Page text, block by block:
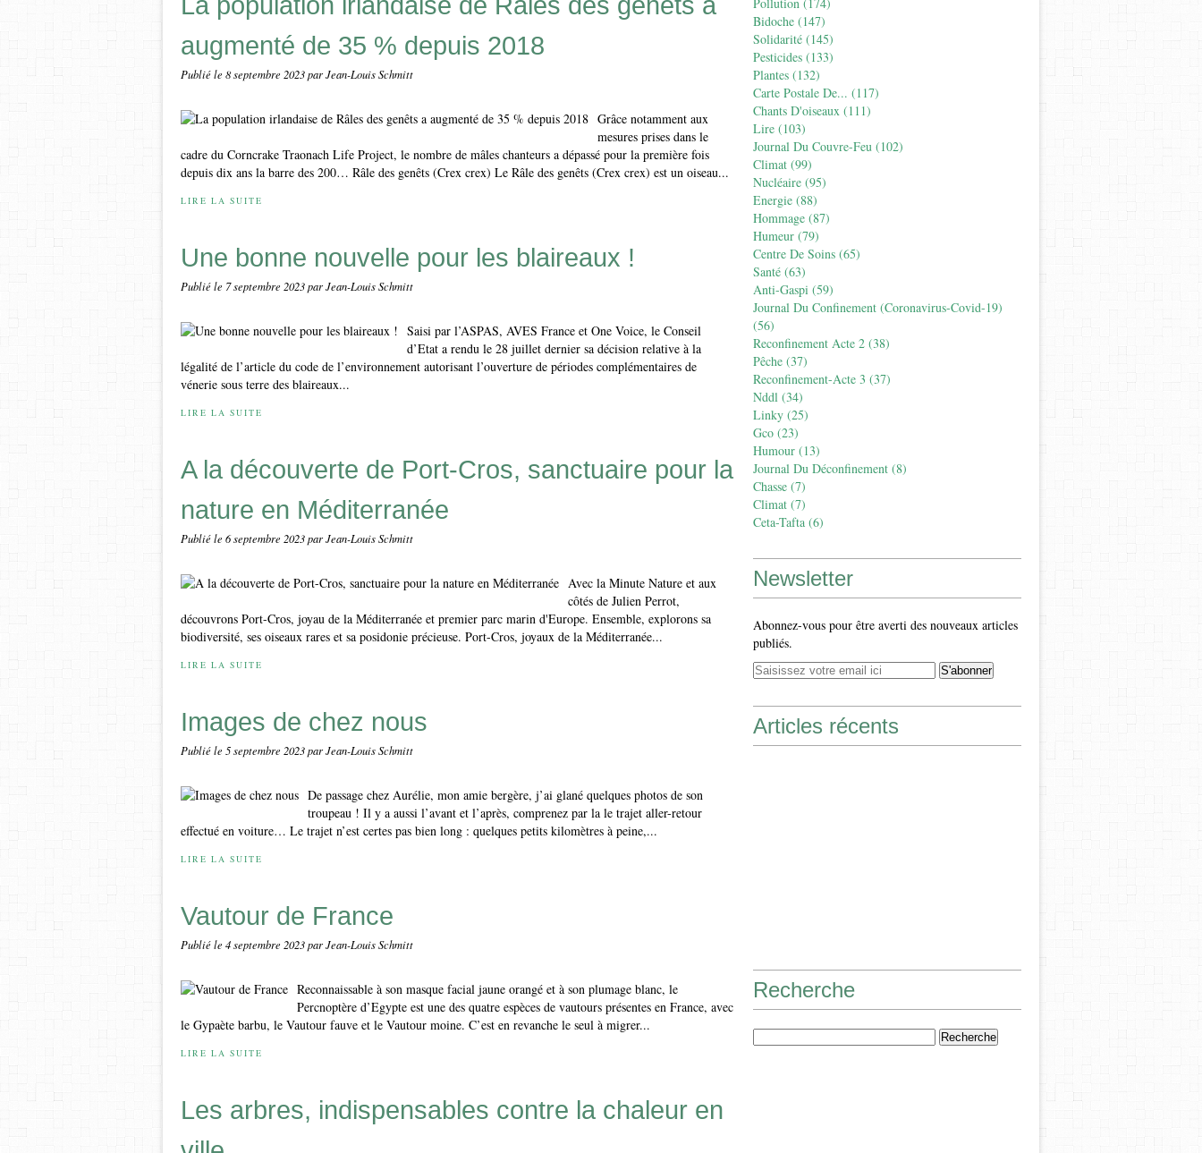
augmenté de 35 % depuis 2018
Publié le 8 septembre 2023par Jean-Louis Schmitt
Grâce notamment aux
mesures prises dans le
cadre du Corncrake Traonach Life Project, le nombre de mâles chanteurs a dépassé pour la première fois
depuis dix ans la barre des 200… Râle des genêts (Crex crex) Le Râle des genêts (Crex crex) est un oiseau...
LIRE LA SUITE
Une bonne nouvelle pour les blaireaux !
Publié le 7 septembre 2023par Jean-Louis Schmitt
Saisi par l’ASPAS, AVES France et One Voice, le Conseil
d’Etat a rendu le 28 juillet dernier sa décision relative à la
légalité de l’article du code de l’environnement autorisant l’ouverture de périodes complémentaires de
vénerie sous terre des blaireaux...
LIRE LA SUITE
A la découverte de Port-Cros, sanctuaire pour la
nature en Méditerranée
Publié le 6 septembre 2023par Jean-Louis Schmitt
Avec la Minute Nature et aux
côtés de Julien Perrot,
découvrons Port-Cros, joyau de la Méditerranée et premier parc marin d'Europe. Ensemble, explorons sa
biodiversité, ses oiseaux rares et sa posidonie précieuse. Port-Cros, joyaux de la Méditerranée...
LIRE LA SUITE
Images de chez nous
Publié le 5 septembre 2023par Jean-Louis Schmitt
De passage chez Aurélie, mon amie bergère, j’ai glané quelques photos de son
troupeau ! Il y a aussi l’avant et l’après, comprenez par la le trajet aller-retour
effectué en voiture… Le trajet n’est certes pas bien long : quelques petits kilomètres à peine,...
LIRE LA SUITE
Vautour de France
Publié le 4 septembre 2023par Jean-Louis Schmitt
Reconnaissable à son masque facial jaune orangé et à son plumage blanc, le
Percnoptère d’Egypte est une des quatre espèces de vautours présentes en France, avec
le Gypaète barbu, le Vautour fauve et le Vautour moine. C’est en revanche le seul à migrer...
LIRE LA SUITE
Les arbres, indispensables contre la chaleur en
Bidoche (147)
Solidarité (145)
Pesticides (133)
Plantes (132)
Carte Postale De... (117)
Chants D'oiseaux (111)
Lire (103)
Journal Du Couvre-Feu (102)
Climat (99)
Nucléaire (95)
Energie (88)
Hommage (87)
Humeur (79)
Centre De Soins (65)
Santé (63)
Anti-Gaspi (59)
Journal Du Confinement (coronavirus-Covid-19)
(56)
Reconfinement Acte 2 (38)
Pêche (37)
Reconfinement-Acte 3 (37)
Nddl (34)
Linky (25)
Gco (23)
Humour (13)
Journal Du Déconfinement (8)
Chasse (7)
Climat (7)
Ceta-Tafta (6)
Newsletter
Abonnez-vous pour être averti des nouveaux articles
publiés.
Articles récents
Recherche